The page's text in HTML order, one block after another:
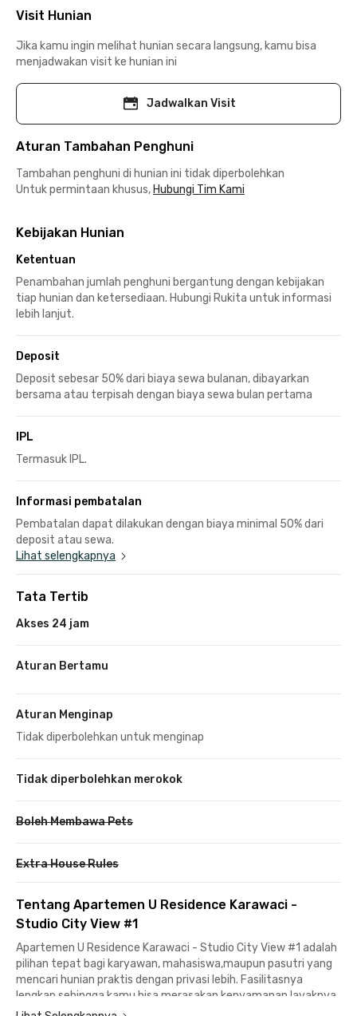
Visit Hunian
Jika kamu ingin melihat hunian secara langsung, kamu bisa
menjadwakan visit ke hunian ini
Jadwalkan Visit
Aturan Tambahan Penghuni
Tambahan penghuni di hunian ini tidak diperbolehkan
Untuk permintaan khusus, Hubungi Tim Kami
Kebijakan Hunian
Ketentuan
Penambahan jumlah penghuni bergantung dengan kebijakan
tiap hunian dan ketersediaan. Hubungi Rukita untuk informasi
lebih lanjut.
Deposit
Deposit sebesar 50% dari biaya sewa bulanan, dibayarkan
bersama atau terpisah dengan biaya sewa bulan pertama
IPL
Termasuk IPL.
Informasi pembatalan
Pembatalan dapat dilakukan dengan biaya minimal 50% dari
deposit atau sewa.
Lihat selengkapnya
Tata Tertib
Akses 24 jam
Aturan Bertamu
Aturan Menginap
Tidak diperbolehkan untuk menginap
Tidak diperbolehkan merokok
Boleh Membawa Pets
Extra House Rules
Tentang Apartemen U Residence Karawaci -
Studio City View #1
Apartemen U Residence Karawaci - Studio City View #1 adalah
pilihan tepat bagi karyawan, mahasiswa,maupun pasutri yang
mencari hunian praktis dengan privasi lebih. Fasilitasnya
lengkap sehingga kamu bisa merasakan kenyamanan layaknya
di rumah sendiri.